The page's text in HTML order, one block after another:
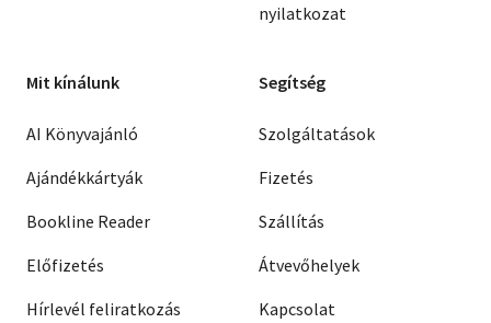
nyilatkozat
Mit kínálunk
AI Könyvajánló
Ajándékkártyák
Bookline Reader
Előfizetés
Hírlevél feliratkozás
Segítség
Szolgáltatások
Fizetés
Szállítás
Átvevőhelyek
Kapcsolat